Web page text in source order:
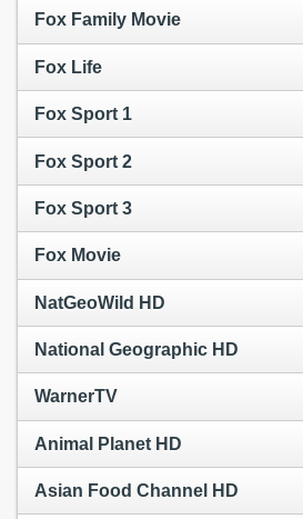
Fox Family Movie
Fox Life
Fox Sport 1
Fox Sport 2
Fox Sport 3
Fox Movie
NatGeoWild HD
National Geographic HD
WarnerTV
Animal Planet HD
Asian Food Channel HD